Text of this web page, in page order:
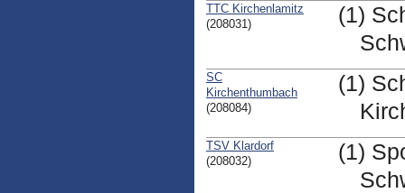
TTC Kirchenlamitz
(208031)
(1)
SC
Kirchenthumbach
(208084)
(1)
TSV Klardorf
(208032)
(1)